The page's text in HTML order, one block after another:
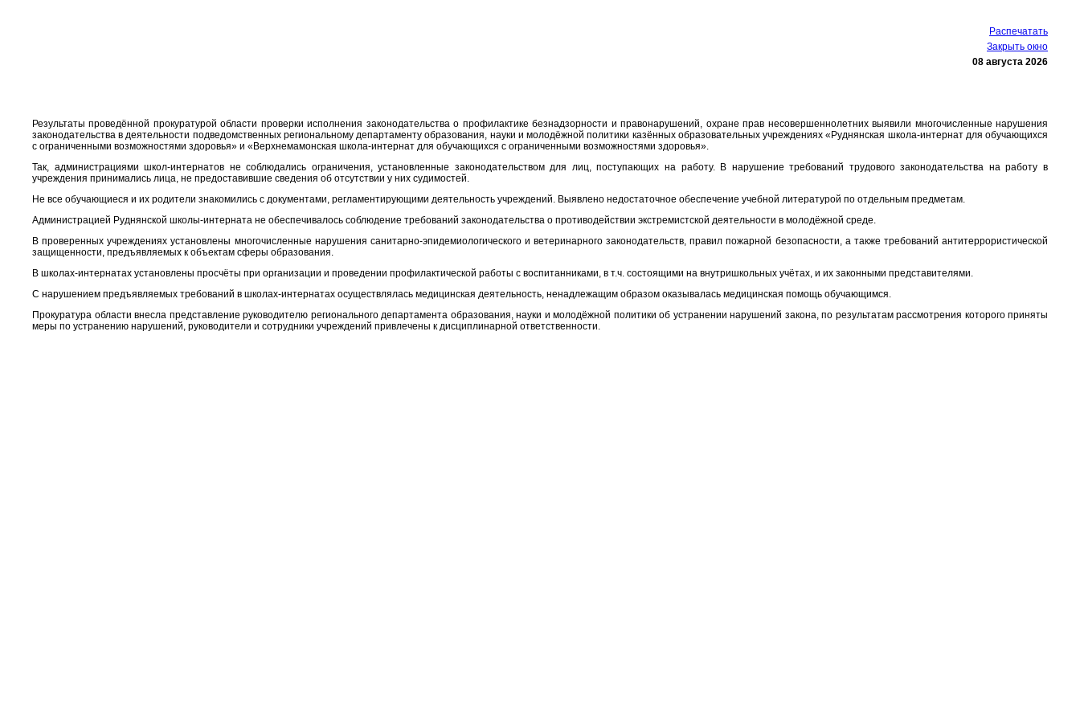
Распечатать
Закрыть окно
08 августа 2026
Результаты проведённой прокуратурой области проверки исполнения законодательства о профилактике безнадзорности и правонарушений, охране прав несовершеннолетних выявили многочисленные нарушения
законодательства в деятельности подведомственных региональному департаменту образования, науки и молодёжной политики казённых образовательных учреждениях «Руднянская школа-интернат для обучающихся
с ограниченными возможностями здоровья» и «Верхнемамонская школа-интернат для обучающихся с ограниченными возможностями здоровья».
Так, администрациями школ-интернатов не соблюдались ограничения, установленные законодательством для лиц, поступающих на работу. В нарушение требований трудового законодательства на работу в
учреждения принимались лица, не предоставившие сведения об отсутствии у них судимостей.
Не все обучающиеся и их родители знакомились с документами, регламентирующими деятельность учреждений. Выявлено недостаточное обеспечение учебной литературой по отдельным предметам.
Администрацией Руднянской школы-интерната не обеспечивалось соблюдение требований законодательства о противодействии экстремистской деятельности в молодёжной среде.
В проверенных учреждениях установлены многочисленные нарушения санитарно-эпидемиологического и ветеринарного законодательств, правил пожарной безопасности, а также требований антитеррористической
защищенности, предъявляемых к объектам сферы образования.
В школах-интернатах установлены просчёты при организации и проведении профилактической работы с воспитанниками, в т.ч. состоящими на внутришкольных учётах, и их законными представителями.
С нарушением предъявляемых требований в школах-интернатах осуществлялась медицинская деятельность, ненадлежащим образом оказывалась медицинская помощь обучающимся.
Прокуратура области внесла представление руководителю регионального департамента образования, науки и молодёжной политики об устранении нарушений закона, по результатам рассмотрения которого приняты
меры по устранению нарушений, руководители и сотрудники учреждений привлечены к дисциплинарной ответственности.